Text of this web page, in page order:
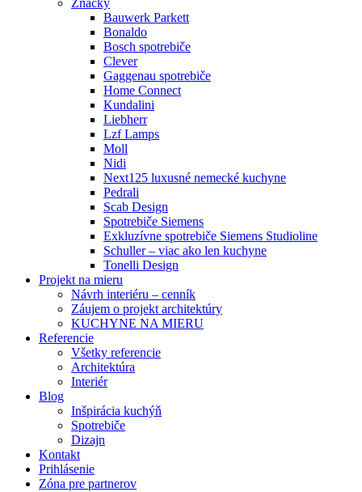
Značky
Bauwerk Parkett
Bonaldo
Bosch spotrebiče
Clever
Gaggenau spotrebiče
Home Connect
Kundalini
Liebherr
Lzf Lamps
Moll
Nidi
Next125 luxusné nemecké kuchyne
Pedrali
Scab Design
Spotrebiče Siemens
Exkluzívne spotrebiče Siemens Studioline
Schuller – viac ako len kuchyne
Tonelli Design
Projekt na mieru
Návrh interiéru – cenník
Záujem o projekt architektúry
KUCHYNE NA MIERU
Referencie
Všetky referencie
Architektúra
Interiér
Blog
Inšpirácia kuchýň
Spotrebiče
Dizajn
Kontakt
Prihlásenie
Zóna pre partnerov